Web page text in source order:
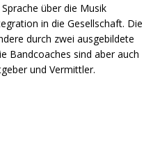
über die Musik
in die Gesellschaft. Die
durch zwei ausgebildete
Bandcoaches sind aber auch
und Vermittler.